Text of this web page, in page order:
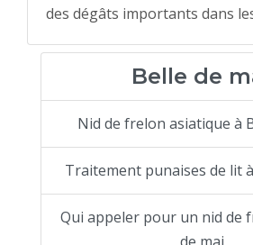
des dégâts importants dans
Belle de
Nid de frelon asiatique à
Traitement punaises de lit
Qui appeler pour un nid de
de mai